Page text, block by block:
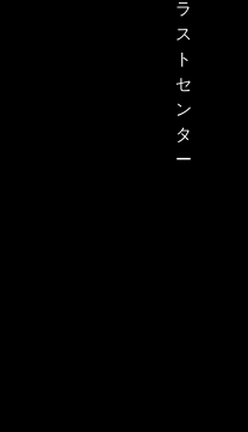
ラ
ス
ト
セ
ン
タ
ー